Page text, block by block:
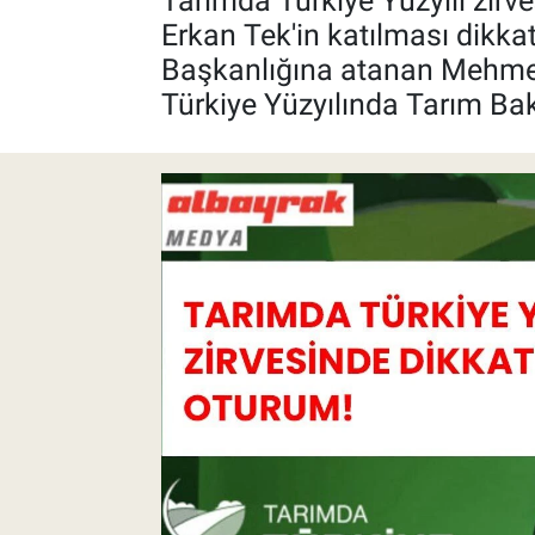
Erkan Tek'in katılması
Başkanlığına atanan
Türkiye Yüzyılında Tarım
Pankobirlik
Et fiyatları
Yetiştirici Soruyor
Üretici Birlikleri
Şeker ve Şekerli Mamüller